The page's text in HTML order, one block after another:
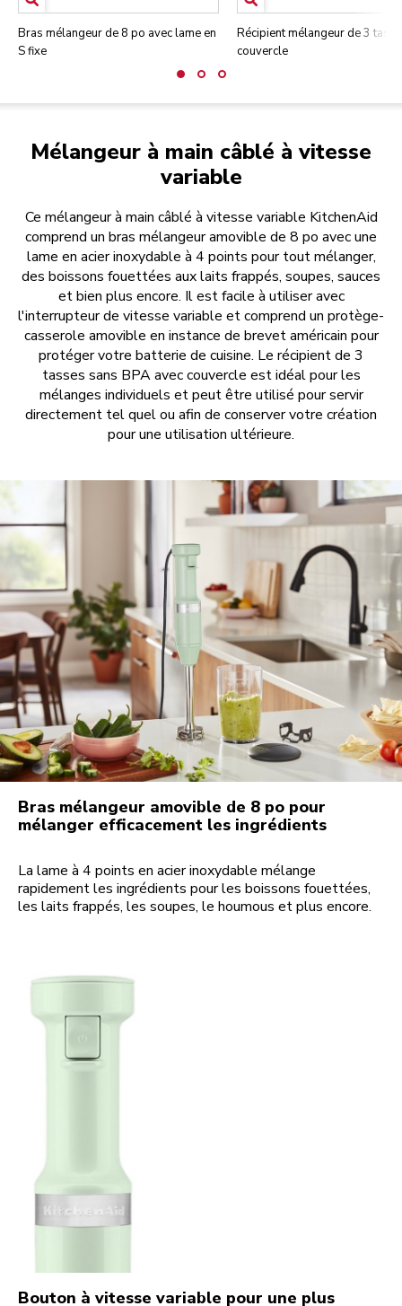
Bras mélangeur de 8 po avec lame en
S fixe
Récipient mélangeur de 3
couvercle
Mélangeur à main câblé à vitesse
variable
Ce mélangeur à main câblé à vitesse variable KitchenAid
comprend un bras mélangeur amovible de 8 po avec une
lame en acier inoxydable à 4 points pour tout mélanger,
des boissons fouettées aux laits frappés, soupes, sauces
et bien plus encore. Il est facile à utiliser avec
l'interrupteur de vitesse variable et comprend un protège-
casserole amovible en instance de brevet américain pour
protéger votre batterie de cuisine. Le récipient de 3
tasses sans BPA avec couvercle est idéal pour les
mélanges individuels et peut être utilisé pour servir
directement tel quel ou afin de conserver votre création
pour une utilisation ultérieure.
Bras mélangeur amovible de 8 po pour
mélanger efficacement les ingrédients
La lame à 4 points en acier inoxydable mélange
rapidement les ingrédients pour les boissons fouettées,
les laits frappés, les soupes, le houmous et plus encore.
Bouton à vitesse variable pour une plus